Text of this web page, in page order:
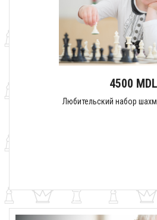
4500 MDL
Любительский набор